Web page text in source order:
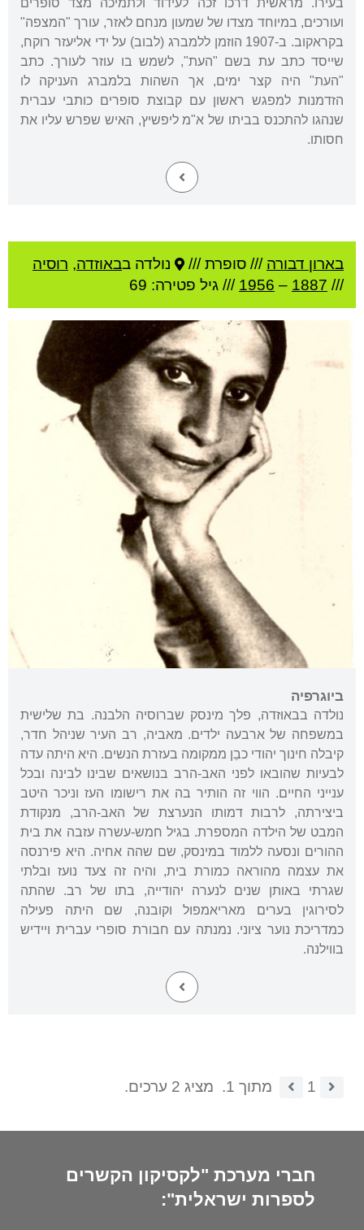
בעירו. מראשית דרכו זכה לעידוד ולתמיכה מצד סופרים
ועורכים, במיוחד מצדו של שמעון מנחם לאזר, עורך "המצפה"
בקראקוב. ב-1907 הוזמן ללמברג (לבוב) על ידי אליעזר רוקח,
שייסד כתב עת בשם "העת", לשמש בו עוזר לעורך. כתב
"העת" היה קצר ימים, אך השהות בלמברג העניקה לו
הזדמנות למפגש ראשון עם קבוצת סופרים כותבי עברית
שנהגו להתכנס בביתו של א"מ ליפשיץ, האיש שפרש עליו את
חסותו.
בארון דבורה /// סופרת /// נולדה בבאוזדה, רוסיה
///
1887
–
1956 /// גיל פטירה: 69
ביוגרפיה
נולדה בבאוּזדה, פלך מינסק שברוסיה הלבנה. בת שלישית
במשפחה של ארבעה ילדים. מאביה, רב העיר שניהל חדר,
קיבלה חינוך יהודי כבֵן ממקומה בעזרת הנשים. היא היתה עדה
לבעיות שהובאו לפני האב-הרב בנושאים שבינו לבינה ובכל
ענייני החיים. הווי זה הותיר בה את רישומו העז וניכר היטב
ביצירתה, לרבות דמותו הנערצת של האב-הרב, מנקודת
המבט של הילדה המספרת. בגיל חמש-עשרה עזבה את בית
ההורים ונסעה ללמוד במינסק, שם שהה אחיה. היא פירנסה
את עצמה מהוראה כמורת בית, והיה זה צעד נועז ובלתי
שגרתי באותן שנים לנערה יהודייה, בתו של רב. שהתה
לסירוגין בערים מאריאמפול וקובנה, שם היתה פעילה
כמדריכת נוער ציוני. נמנתה עם חבורת סופרי עברית ויידיש
בווילנה.
1 מתוך 1. מציג 2 ערכים.
חברי מערכת "לקסיקון הקשרים
לספרות ישראלית":